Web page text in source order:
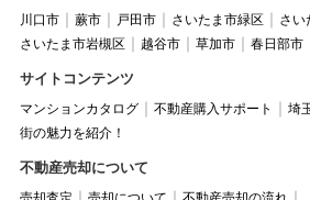
川口市 蕨市 戸田市 さいたま市緑区
さい
さいたま市岩槻区
越谷市 草加市 春日部市
サイトコンテンツ
マンションカタログ 不動産購入サポート
埼
街の魅力を紹介！
不動産売却について